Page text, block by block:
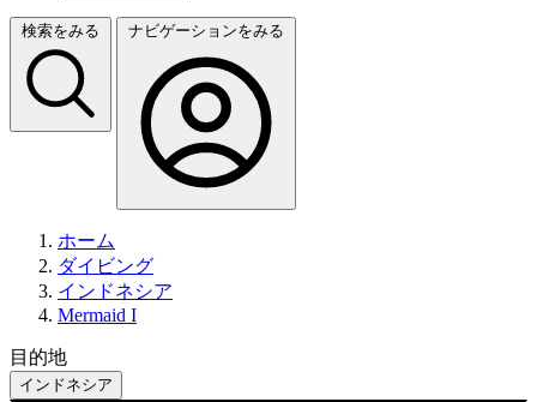
検索をみる ナビゲーションをみる
ホーム
ダイビング
インドネシア
Mermaid I
目的地
インドネシア